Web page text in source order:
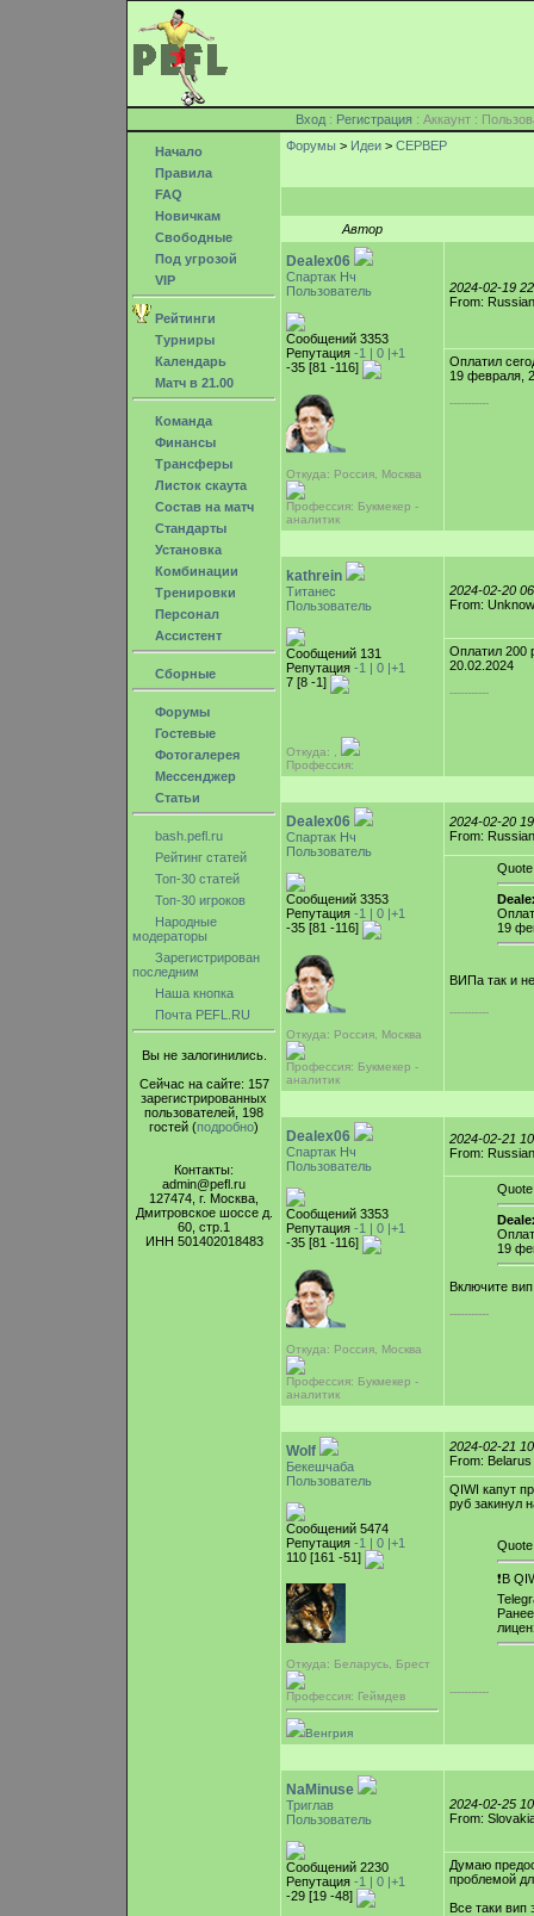
Вход : Регистрация : Аккаунт :
Начало
Правила
FAQ
Новичкам
Свободные
Под угрозой
VIP
Рейтинги
Турниры
Календарь
Матч в 21.00
Команда
Финансы
Трансферы
Листок скаута
Состав на матч
Стандарты
Установка
Комбинации
Тренировки
Персонал
Ассистент
Сборные
Форумы
Гостевые
Фотогалерея
Мессенджер
Статьи
bash.pefl.ru
Рейтинг статей
Топ-30 статей
Топ-30 игроков
Народные
модераторы
Зарегистрирован
последним
Наша кнопка
Почта PEFL.RU
Вы не залогинились.
Сейчас на сайте: 157
зарегистрированных
пользователей, 198
гостей (подробно)
Контакты:
admin@pefl.ru
127474, г. Москва,
Дмитровское шоссе д.
60, стр.1
ИНН 501402018483
Форумы > Идеи > СЕРВЕР
Автор
Dealex06
Спартак Нч
Пользователь
Сообщений 3353
Репутация -1 | 0 |+1
-35 [81 -116]
Откуда: Россия, Москва
Профессия: Букмекер -
аналитик
2024-02-19
From:
Оплатил
19 февраля,
-----------
kathrein
Титанес
Пользователь
Сообщений 131
Репутация -1 | 0 |+1
7 [8 -1]
Откуда: ,
Профессия:
2024-02-20
From:
Оплатил 200
20.02.2024
-----------
Dealex06
Спартак Нч
Пользователь
Сообщений 3353
Репутация -1 | 0 |+1
-35 [81 -116]
Откуда: Россия, Москва
Профессия: Букмекер -
аналитик
2024-02-20
From:
Quote
19
ВИПа так и
-----------
Dealex06
Спартак Нч
Пользователь
Сообщений 3353
Репутация -1 | 0 |+1
-35 [81 -116]
Откуда: Россия, Москва
Профессия: Букмекер -
аналитик
2024-02-21
From:
Quote
19
Включите
-----------
Wolf
Бекешчаба
Пользователь
Сообщений 5474
Репутация -1 | 0 |+1
110 [161 -51]
Откуда: Беларусь, Брест
Профессия: Геймдев
Венгрия
2024-02-21
From: Belarus
QIWI капут
руб закинул
Quote
❗️В
-----------
NaMinuse
Триглав
Пользователь
Сообщений 2230
Репутация -1 | 0 |+1
-29 [19 -48]
2024-02-25
From:
Думаю
проблемой
Все таки вип